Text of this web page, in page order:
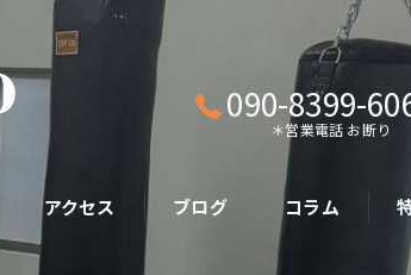
090-8399-
＊営業電話 お断り
アクセス ブログ コラム